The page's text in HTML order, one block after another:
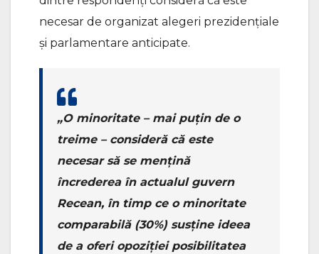
necesar de organizat alegeri prezidențiale
și parlamentare anticipate.
„O minoritate – mai puțin de o
treime – consideră că este
necesar să se mențină
încrederea în actualul guvern
Recean, în timp ce o minoritate
comparabilă (30%) susține ideea
de a oferi opoziției posibilitatea